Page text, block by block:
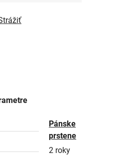
Pánske
prstene
2 roky